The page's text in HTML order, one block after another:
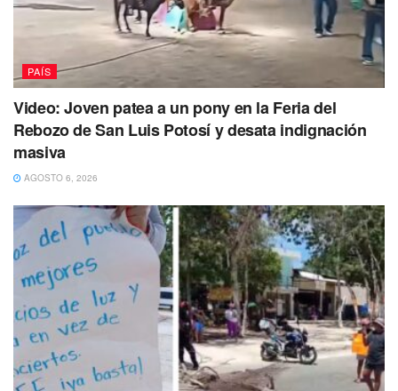
PAÍS
Video: Joven patea a un pony en la Feria del
Rebozo de San Luis Potosí y desata indignación
masiva
AGOSTO 6, 2026